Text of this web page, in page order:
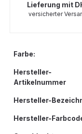
Lieferung mit
versicherter
Farbe:
Hersteller-
Artikelnummer
Hersteller-
Hersteller-